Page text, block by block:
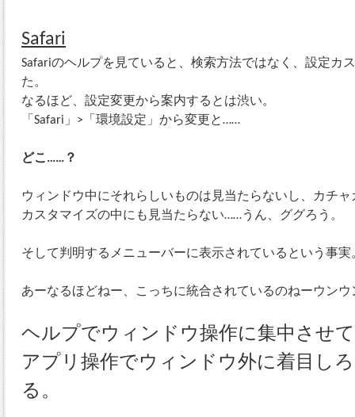
Safari
Safariのヘルプを見ていると、検索方法ではなく、設定カ
た。
なるほど、設定変更から案内するとは渋い。
「Safari」>「環境設定」から変更と……
どこ……？
ウィンドウ中にそれらしいものは見当たらないし、カチ
カスタマイズの中にも見当たらない……うん、ググろう。
そして判明するメニューバーに表示されているという事実
あーなるほどねー、こっちに統合されているのねーウンウ
ヘルプでウィンドウ操作に集中させ
アプリ操作でウィンドウ外に着目し
る。